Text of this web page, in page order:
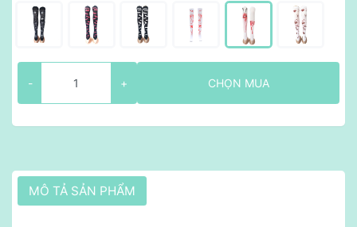
- + CHỌN MUA
MÔ TẢ SẢN PHẨM